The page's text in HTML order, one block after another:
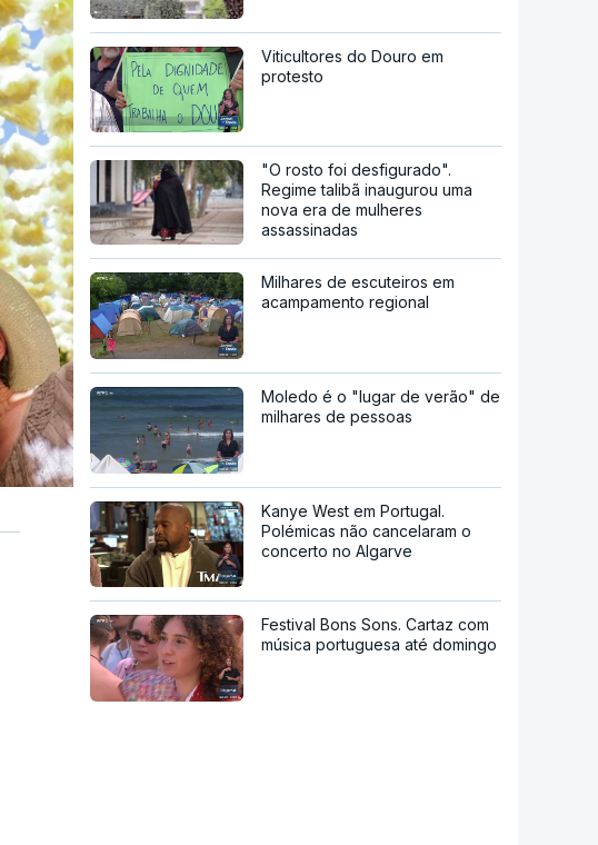
Viticultores do Douro em
protesto
"O rosto foi desfigurado".
Regime talibã inaugurou uma
nova era de mulheres
assassinadas
Milhares de escuteiros em
acampamento regional
Moledo é o "lugar de verão" de
milhares de pessoas
Kanye West em Portugal.
Polémicas não cancelaram o
concerto no Algarve
Festival Bons Sons. Cartaz com
música portuguesa até domingo